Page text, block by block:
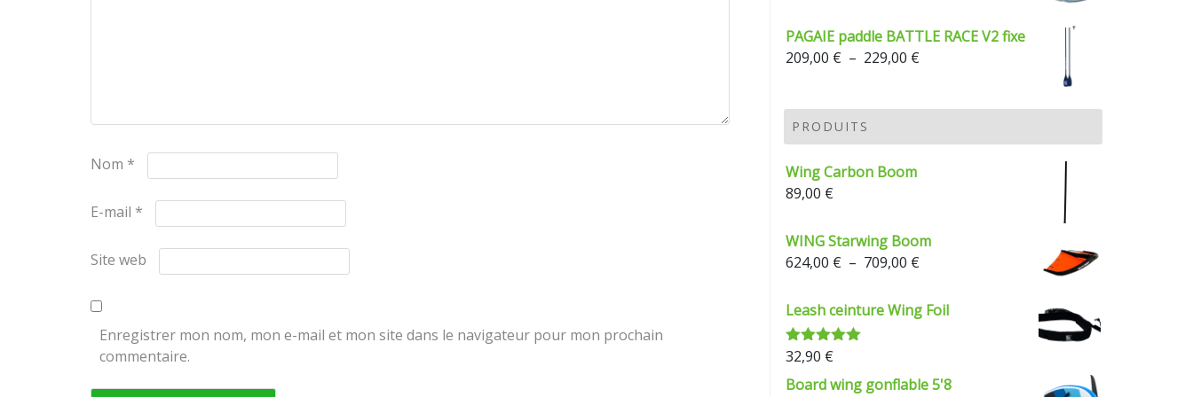
Nom *
E-mail *
Site web
Enregistrer mon nom, mon e-mail et mon site dans le navigateur pour mon prochain
commentaire.
PAGAIE paddle BATTLE RACE V2 fixe
209,00 € – 229,00 €
à
PRODUITS
Wing Carbon Boom
89,00 €
WING Starwing Boom
624,00 € – 709,00 €
prix :
624,00 €
Leash ceinture Wing Foil
Note 5.00
32,90 €
Board wing gonflable 5'8